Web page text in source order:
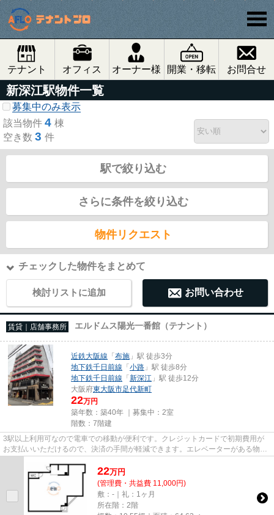
テナント オフィス オーナー様 開業・移転 お問合せ
新深江駅物件一覧
募集中のみ表示
該当物件 4 棟
空き数 3 件
駅で絞り込む
さらに条件を絞り込む
物件リクエスト
チェックした物件をまとめて
検討リストに追加 お問い合わせ
賃貸｜店舗事務所 エルドムス陽光一番館（テナント）
近鉄大阪線 「布施 」駅 徒歩3分
地下鉄千日前線 「小路 」駅 徒歩8分
地下鉄千日前線 「新深江 」駅 徒歩12分
大阪府東大阪市足代新町
22万円
築年数：築40年 ｜募集中： 2室
階数：7階建
3駅以上利用可なので電車での移動が便利です。クレジットカードで初期費用が
お支払いいただけるので、決済の手間が軽減できます。エレベーターがある物件
です。駐車場までの距離は150m...
22万円
(管理費・共益費 11,000円)
敷：-｜礼：1ヶ月
所在階：2階